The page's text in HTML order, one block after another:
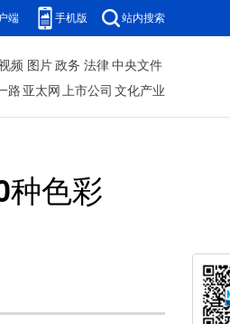
端 手机版 站内搜索
频 图片 政务 法律 中央文件
路 亚太网 上市公司 文化产业
种色彩